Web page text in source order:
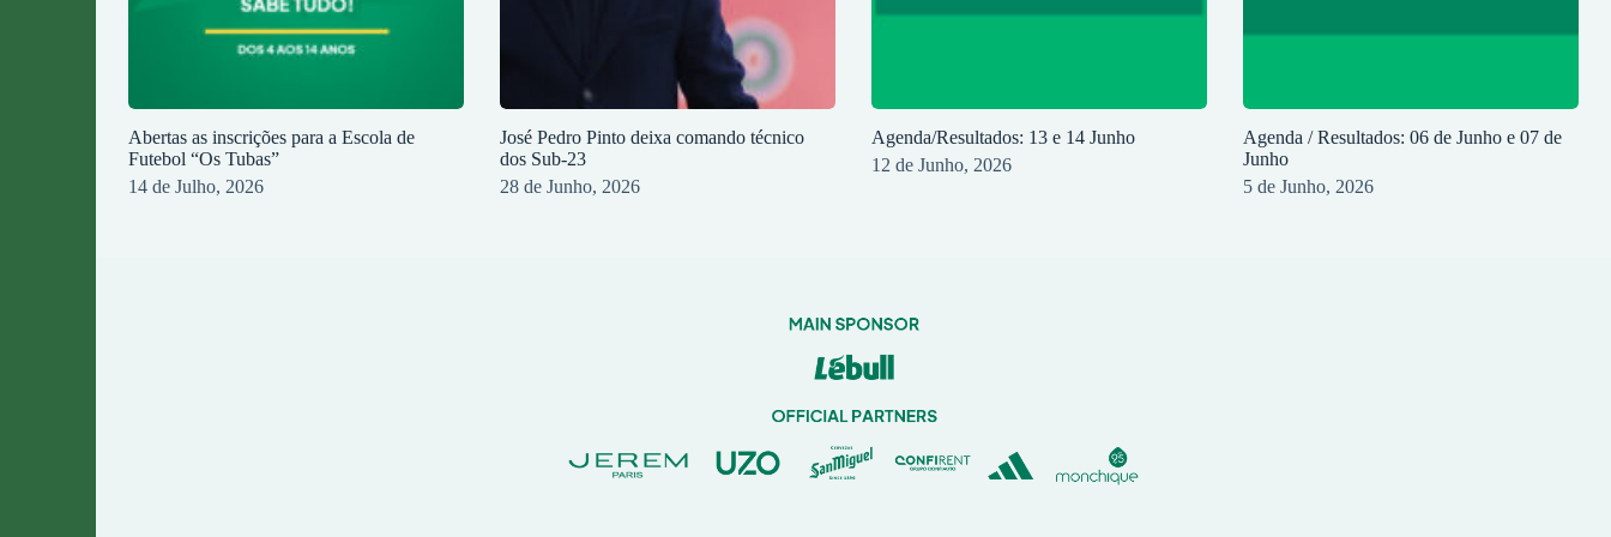
Abertas as inscrições para a Escola de
Futebol “Os Tubas”
14 de Julho, 2026
José Pedro Pinto deixa comando técnico
dos Sub-23
28 de Junho, 2026
Agenda/Resultados: 13 e 14 Junho
12 de Junho, 2026
Agenda / Resultados: 06 de Junho e 07 de
Junho
5 de Junho, 2026